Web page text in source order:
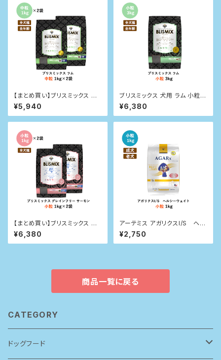
【まとめ買い】ブリスミックス 犬
用 ラム 中粒 1kg×2袋
¥5,940
ブリスミックス 犬用 ラム 小粒3
kg
¥6,380
【まとめ買い】ブリスミックス グ
レインフリー サーモン小粒(犬
用) 1kg×2袋
¥6,380
アーテミス アガリクスI/S ヘル
シーウェイト 小粒 1kg
¥2,750
商品一覧に戻る
CATEGORY
ドッグフード